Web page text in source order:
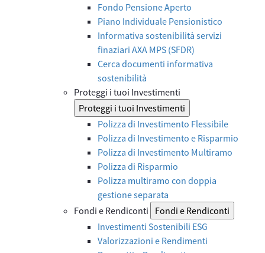
Fondo Pensione Aperto
Piano Individuale Pensionistico
Informativa sostenibilità servizi
finaziari AXA MPS (SFDR)
Cerca documenti informativa
sostenibilità
Proteggi i tuoi Investimenti
Proteggi i tuoi Investimenti
Polizza di Investimento Flessibile
Polizza di Investimento e Risparmio
Polizza di Investimento Multiramo
Polizza di Risparmio
Polizza multiramo con doppia
gestione separata
Fondi e Rendiconti
Fondi e Rendiconti
Investimenti Sostenibili ESG
Valorizzazioni e Rendimenti